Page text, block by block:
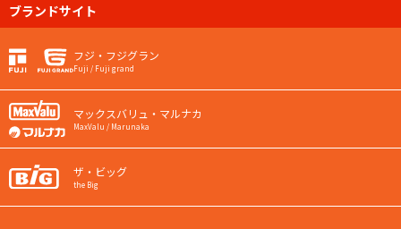
ブランドサイト
フジ・フジグラン
Fuji / Fuji grand
マックスバリュ・マルナカ
MaxValu / Marunaka
ザ・ビッグ
the Big